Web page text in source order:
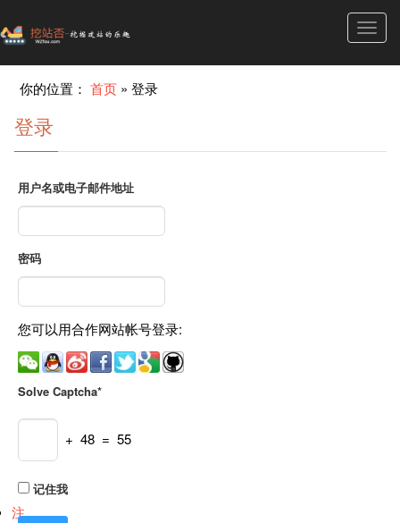
你的位置：首页 »登录
登录
用户名或电子邮件地址
密码
您可以用合作网站帐号登录:
Solve Captcha*
+ 48 = 55
记住我
注